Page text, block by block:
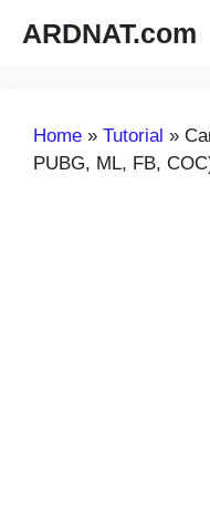
ARDNAT.com
Home » Tutorial »
PUBG, ML, FB,